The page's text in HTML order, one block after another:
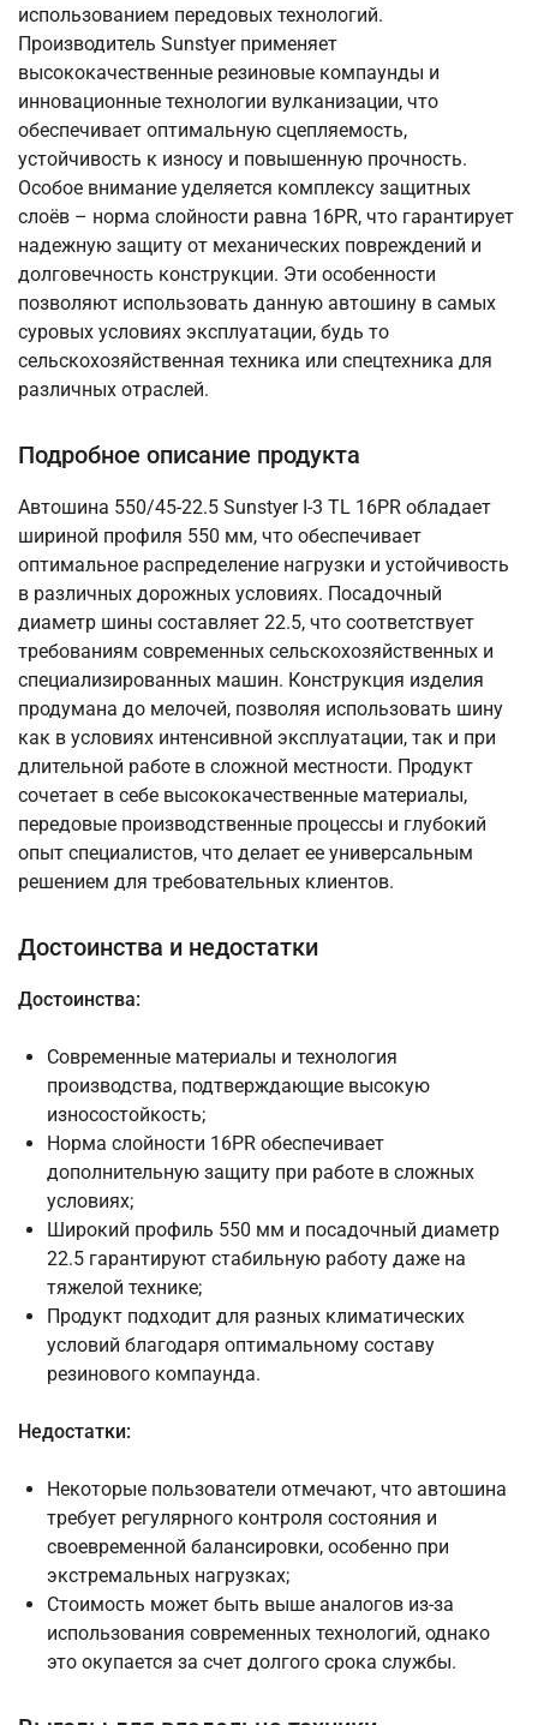
использованием передовых технологий.
Производитель Sunstyer применяет
высококачественные резиновые компаунды и
инновационные технологии вулканизации, что
обеспечивает оптимальную сцепляемость,
устойчивость к износу и повышенную прочность.
Особое внимание уделяется комплексу защитных
слоёв – норма слойности равна 16PR, что гарантирует
надежную защиту от механических повреждений и
долговечность конструкции. Эти особенности
позволяют использовать данную автошину в самых
суровых условиях эксплуатации, будь то
сельскохозяйственная техника или спецтехника для
различных отраслей.
Подробное описание продукта
Автошина 550/45-22.5 Sunstyer I-3 TL 16PR обладает
шириной профиля 550 мм, что обеспечивает
оптимальное распределение нагрузки и устойчивость
в различных дорожных условиях. Посадочный
диаметр шины составляет 22.5, что соответствует
требованиям современных сельскохозяйственных и
специализированных машин. Конструкция изделия
продумана до мелочей, позволяя использовать шину
как в условиях интенсивной эксплуатации, так и при
длительной работе в сложной местности. Продукт
сочетает в себе высококачественные материалы,
передовые производственные процессы и глубокий
опыт специалистов, что делает ее универсальным
решением для требовательных клиентов.
Достоинства и недостатки
Достоинства:
Современные материалы и технология
производства, подтверждающие высокую
износостойкость;
Норма слойности 16PR обеспечивает
дополнительную защиту при работе в сложных
условиях;
Широкий профиль 550 мм и посадочный диаметр
22.5 гарантируют стабильную работу даже на
тяжелой технике;
Продукт подходит для разных климатических
условий благодаря оптимальному составу
резинового компаунда.
Недостатки:
Некоторые пользователи отмечают, что автошина
требует регулярного контроля состояния и
своевременной балансировки, особенно при
экстремальных нагрузках;
Стоимость может быть выше аналогов из-за
использования современных технологий, однако
это окупается за счет долгого срока службы.